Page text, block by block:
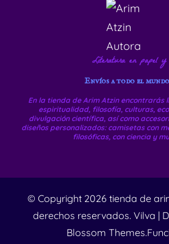
Literatura en papel y
Envíos a todo el
En la tienda de Arim Atzin encontrarás
espiritualidad, filosofía, culturas,
divulgación científica, así como
diseños personalizados: camisetas con
filosóficas, con ciencia y
© Copyright 2026 tienda de
derechos reservados. Vilva |
Blossom Themes